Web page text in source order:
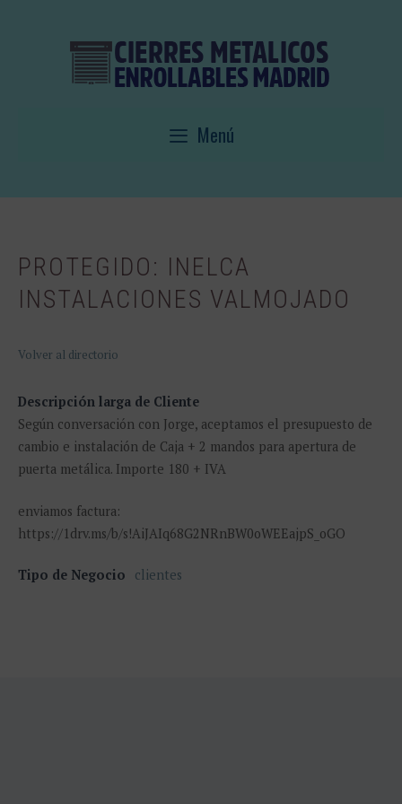
Menú
PROTEGIDO: INELCA
INSTALACIONES VALMOJADO
Volver al directorio
Descripción larga de Cliente
Según conversación con Jorge, aceptamos el presupuesto de
cambio e instalación de Caja + 2 mandos para apertura de
puerta metálica. Importe 180 + IVA
enviamos factura:
https://1drv.ms/b/s!AiJAIq68G2NRnBW0oWEEajpS_oGO
Tipo de Negocio clientes